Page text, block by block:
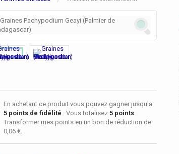
En achetant ce produit vous pouvez gagner jusqu'a
5 points de fidélité . Vous totalisez 5 points
Transformer mes points en un bon de réduction de
0,06 €.